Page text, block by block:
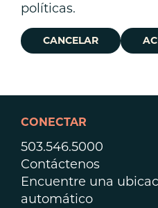
políticas.
CANCELAR
CONECTAR
503.546.5000
Contáctenos
Encuentre una
automático